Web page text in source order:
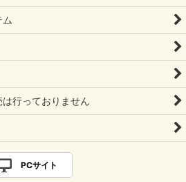
行っておりません
PCサイト